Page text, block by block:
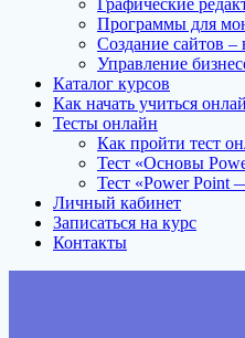
Графические
Программы для
Создание сайтов –
Управление
Каталог курсов
Как начать учиться
Тесты онлайн
Как пройти тест
Тест «Основы
Тест «Power Point
Личный кабинет
Записаться на курс
Контакты